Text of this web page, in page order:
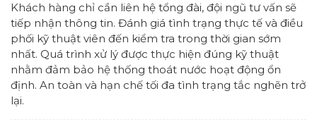
Khách hàng chỉ cần liên hệ tổng đài, đội ngũ tư vấn sẽ
tiếp nhận thông tin. Đánh giá tình trạng thực tế và điều
phối kỹ thuật viên đến kiểm tra trong thời gian sớm
nhất. Quá trình xử lý được thực hiện đúng kỹ thuật
nhằm đảm bảo hệ thống thoát nước hoạt động ổn
định. An toàn và hạn chế tối đa tình trạng tắc nghẽn trở
lại.